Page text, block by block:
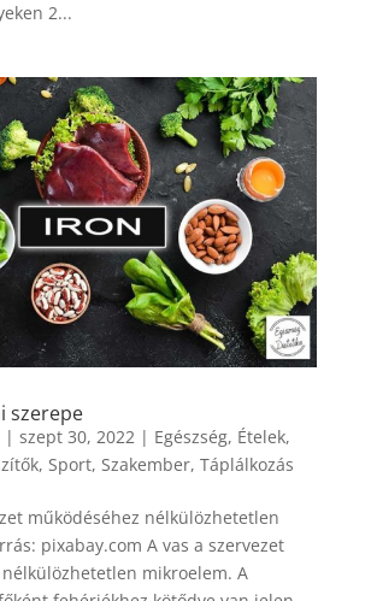
2...
szerepe
| szept 30, 2022 | Egészség, Ételek,
, Sport, Szakember, Táplálkozás
működéséhez nélkülözhetetlen
pixabay.com A vas a szervezet
mikroelem. A